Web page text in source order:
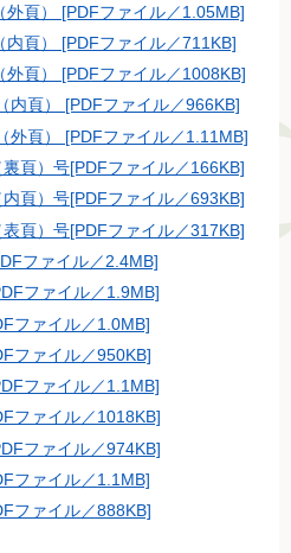
外頁） [PDFファイル／1.05MB]
内頁） [PDFファイル／711KB]
外頁） [PDFファイル／1008KB]
内頁） [PDFファイル／966KB]
外頁） [PDFファイル／1.11MB]
頁）号[PDFファイル／166KB]
頁）号[PDFファイル／693KB]
頁）号[PDFファイル／317KB]
ファイル／2.4MB]
ファイル／1.9MB]
ファイル／1.0MB]
ファイル／950KB]
ファイル／1.1MB]
ファイル／1018KB]
ファイル／974KB]
ファイル／1.1MB]
ファイル／888KB]